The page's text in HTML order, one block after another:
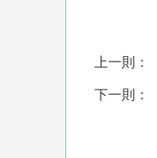
上一則：
下一則：